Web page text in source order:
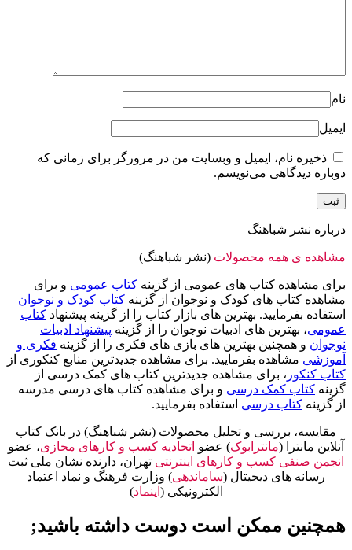
نام
ایمیل
ذخیره نام، ایمیل و وبسایت من در مرورگر برای زمانی که
دوباره دیدگاهی می‌نویسم.
درباره نشر شباهنگ
مشاهده ی همه محصولات (نشر شباهنگ)
برای مشاهده کتاب های عمومی از گزینه کتاب عمومی و برای
مشاهده کتاب های کودک و نوجوان از گزینه کتاب کودک و نوجوان
استفاده بفرمایید. بهترین های بازار کتاب را از گزینه پیشنهاد کتاب
عمومی، بهترین های ادبیات نوجوان را از گزینه پیشنهاد ادبیات
نوجوان و همچنین بهترین های بازی های فکری را از گزینه فکری و
آموزشی مشاهده بفرمایید. برای مشاهده جدیدترین منابع کنکوری از
کتاب کنکور ، برای مشاهده جدیدترین کتاب های کمک درسی از
گزینه کتاب کمک درسی و برای مشاهده کتاب های درسی مدرسه
از گزینه کتاب درسی استفاده بفرمایید.
مقایسه، بررسی و تحلیل محصولات (نشر شباهنگ) در بانک کتاب
آنلاین مانترا
(مانترابوک) عضو اتحادیه کسب و کارهای مجازی، عضو
انجمن صنفی کسب و کارهای اینترنتی تهران، دارنده نشان ملی ثبت
رسانه های دیجیتال (ساماندهی) وزارت فرهنگ و نماد اعتماد
الکترونیکی ( اینماد)
همچنین ممکن است دوست داشته باشید;